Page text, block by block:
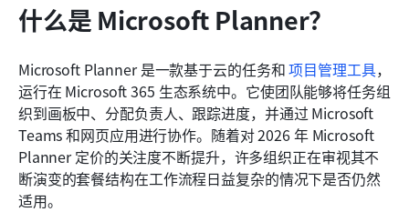
什么是 Microsoft Planner？
Microsoft Planner 是一款基于云的任务和 项目管理工具，
运行在 Microsoft 365 生态系统中。它使团队能够将任务组
织到画板中、分配负责人、跟踪进度，并通过 Microsoft
Teams 和网页应用进行协作。随着对 2026 年 Microsoft
Planner 定价的关注度不断提升，许多组织正在审视其不
断演变的套餐结构在工作流程日益复杂的情况下是否仍然
适用。